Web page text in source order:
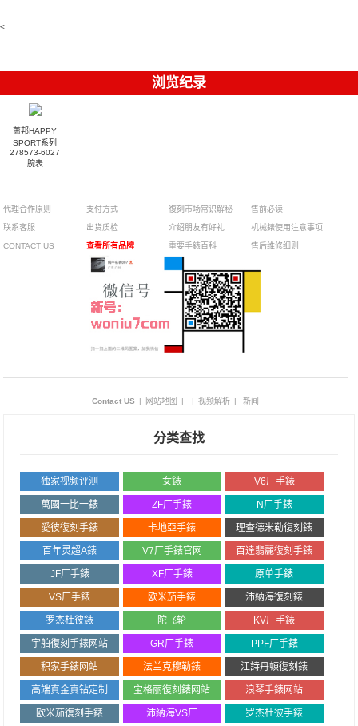
<
浏览纪录
萧邦HAPPY
SPORT系列
278573-6027
腕表
代理合作原则
联系客服
CONTACT US
支付方式
出货质检
查看所有品牌
復刻市场常识解秘
介绍朋友有好礼
重要手錶百科
售前必读
机械錶使用注意事项
售后维修细则
Contact US 网站地图 视频解析 新闻
分类查找
独家视频评测 女錶 V6厂手錶
萬國一比一錶 ZF厂手錶 N厂手錶
愛彼復刻手錶 卡地亞手錶 理查德米勒復刻錶
百年灵超A錶 V7厂手錶官网 百達翡麗復刻手錶
JF厂手錶 XF厂手錶 原单手錶
VS厂手錶 欧米茄手錶 沛納海復刻錶
罗杰杜彼錶 陀飞轮 KV厂手錶
宇舶復刻手錶网站 GR厂手錶 PPF厂手錶
积家手錶网站 法兰克穆勒錶 江詩丹頓復刻錶
高端真金真钻定制 宝格丽復刻錶网站 浪琴手錶网站
欧米茄復刻手錶 沛納海VS厂 罗杰杜彼手錶